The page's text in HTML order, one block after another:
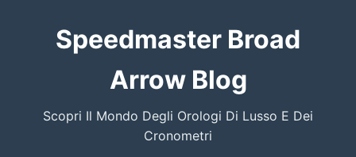
Speedmaster Broad
Arrow Blog
Scopri Il Mondo Degli Orologi Di Lusso E Dei
Cronometri